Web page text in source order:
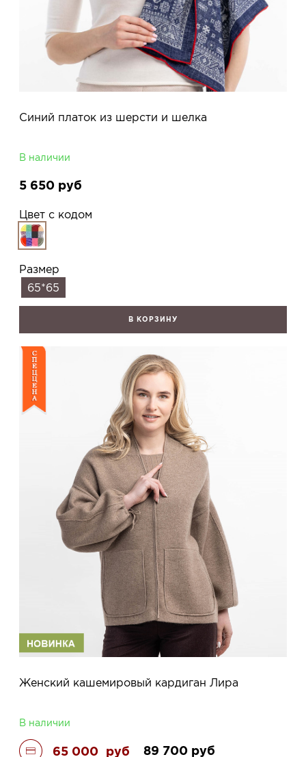
Синий платок из шерсти и шелка
В наличии
5 650 руб
Цвет с кодом
Размер
65*65
В КОРЗИНУ
Женский кашемировый кардиган Лира
В наличии
65 000 руб 89 700 руб